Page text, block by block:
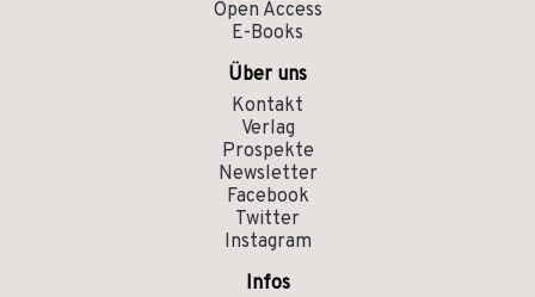
Open Access
E-Books
Über uns
Kontakt
Verlag
Prospekte
Newsletter
Facebook
Twitter
Instagram
Infos